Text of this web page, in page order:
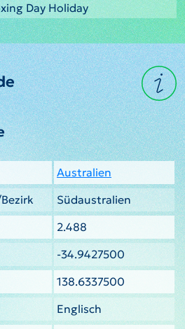
Day Holiday
Australien
Südaustralien
2.488
-34.9427500
138.6337500
Englisch